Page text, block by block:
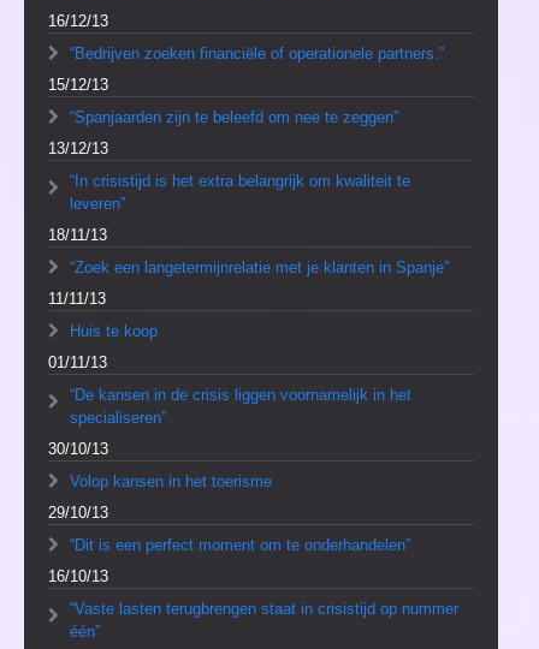
16/12/13
“Bedrijven zoeken financiële of operationele partners.”
15/12/13
“Spanjaarden zijn te beleefd om nee te zeggen”
13/12/13
“In crisistijd is het extra belangrijk om kwaliteit te
leveren”
18/11/13
“Zoek een langetermijnrelatie met je klanten in Spanje”
11/11/13
Huis te koop
01/11/13
“De kansen in de crisis liggen voornamelijk in het
specialiseren”
30/10/13
Volop kansen in het toerisme
29/10/13
“Dit is een perfect moment om te onderhandelen”
16/10/13
“Vaste lasten terugbrengen staat in crisistijd op nummer
één”